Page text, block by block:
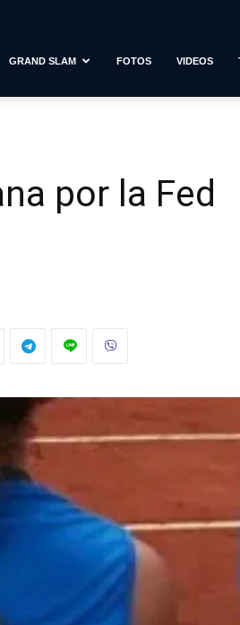
GRAND SLAM FOTOS VIDEOS
por la Fed